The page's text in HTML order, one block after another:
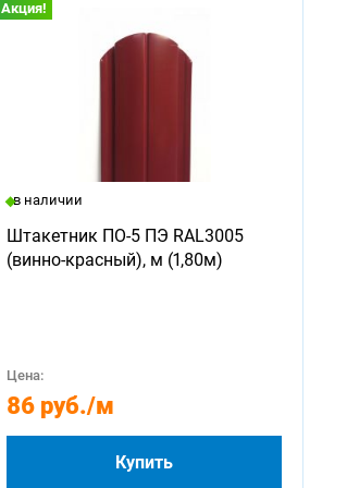
Акция!
в наличии
Штакетник ПО-5 ПЭ RAL3005
(винно-красный), м (1,80м)
Цена:
86 руб./м
Купить